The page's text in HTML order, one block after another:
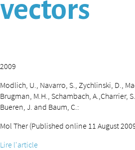
vectors
2009
Modlich, U., Navarro, S., Zychlinski, D.,
Brugman, M.H., Schambach, A.,Charrier,
Bueren, J. and Baum, C.:
Mol Ther (Published online 11 August
Lire l'article